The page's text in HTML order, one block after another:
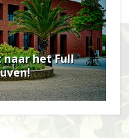
naar het Full